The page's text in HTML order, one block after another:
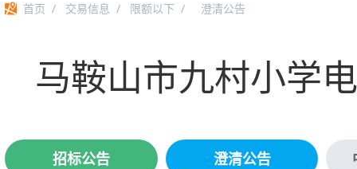
首页 / 交易信息 / 限额以下 / 澄清公告
马鞍山市九村小学
招标公告 澄清公告